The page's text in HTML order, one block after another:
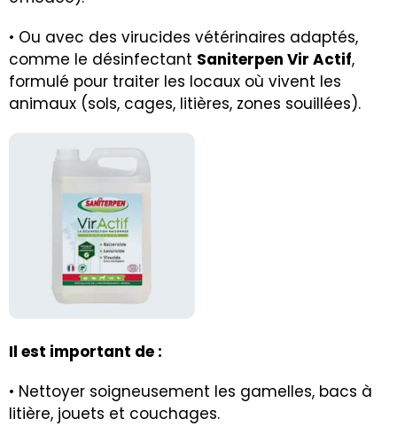
• Ou avec des virucides vétérinaires adaptés,
comme le désinfectant Saniterpen Vir Actif,
formulé pour traiter les locaux où vivent les
animaux (sols, cages, litières, zones souillées).
Il est important de :
• Nettoyer soigneusement les gamelles, bacs à
litière, jouets et couchages.